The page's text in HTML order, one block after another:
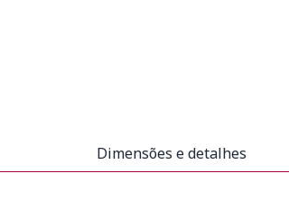
Dimensões e detalhes